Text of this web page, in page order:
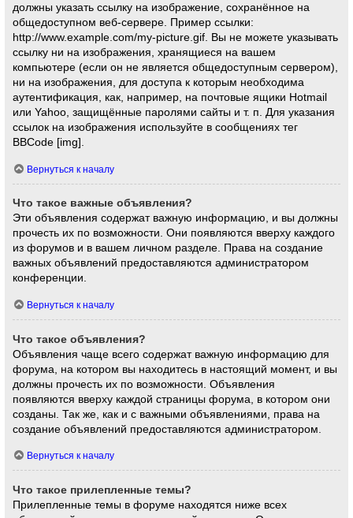
должны указать ссылку на изображение, сохранённое на
общедоступном веб-сервере. Пример ссылки:
http://www.example.com/my-picture.gif. Вы не можете указывать
ссылку ни на изображения, хранящиеся на вашем
компьютере (если он не является общедоступным сервером),
ни на изображения, для доступа к которым необходима
аутентификация, как, например, на почтовые ящики Hotmail
или Yahoo, защищённые паролями сайты и т. п. Для указания
ссылок на изображения используйте в сообщениях тег
BBCode [img].
Вернуться к началу
Что такое важные объявления?
Эти объявления содержат важную информацию, и вы должны
прочесть их по возможности. Они появляются вверху каждого
из форумов и в вашем личном разделе. Права на создание
важных объявлений предоставляются администратором
конференции.
Вернуться к началу
Что такое объявления?
Объявления чаще всего содержат важную информацию для
форума, на котором вы находитесь в настоящий момент, и вы
должны прочесть их по возможности. Объявления
появляются вверху каждой страницы форума, в котором они
созданы. Так же, как и с важными объявлениями, права на
создание объявлений предоставляются администратором.
Вернуться к началу
Что такое прилепленные темы?
Прилепленные темы в форуме находятся ниже всех